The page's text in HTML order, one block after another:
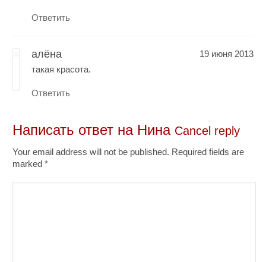
Ответить
алёна
19 июня 2013
такая красота.
Ответить
Написать ответ на Нина Cancel reply
Your email address will not be published. Required fields are
marked*